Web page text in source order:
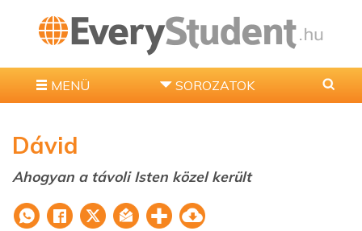
MENÜ SOROZATOK
Dávid
Ahogyan a távoli Isten közel került